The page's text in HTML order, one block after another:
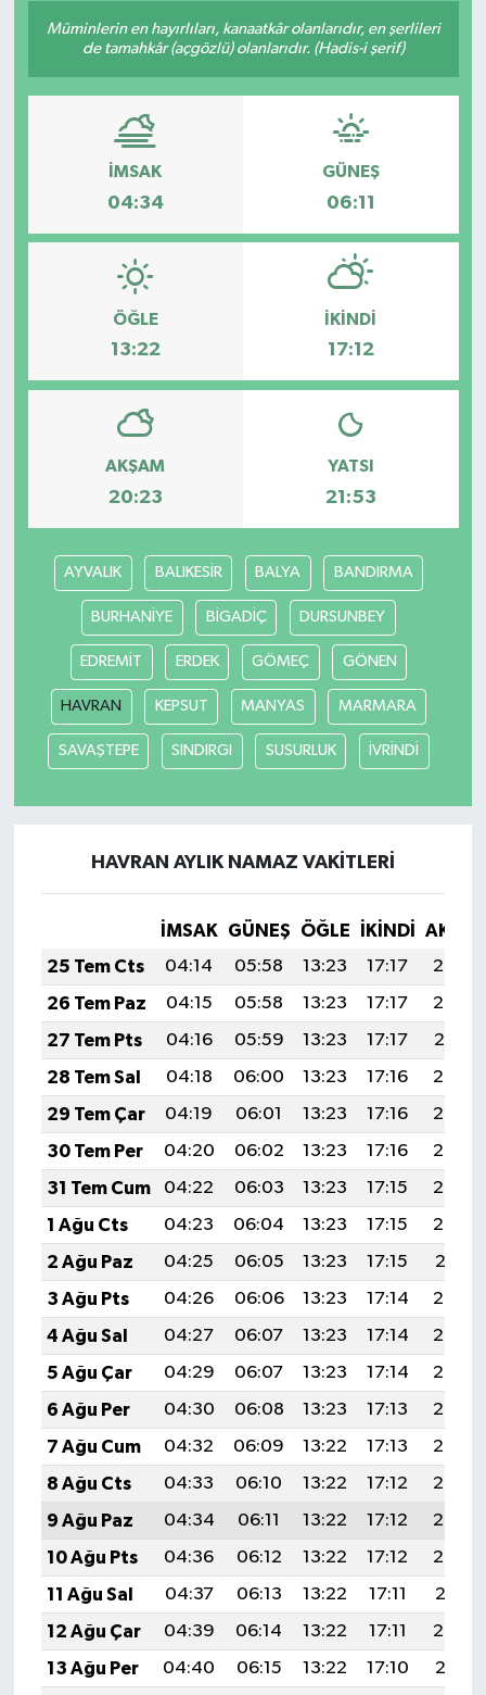
Müminlerin en hayırlıları, kanaatkâr olanlarıdır, en şerlileri
de tamahkâr (açgözlü) olanlarıdır. (Hadis-i şerif)
İMSAK
04:34
GÜNEŞ
06:11
ÖĞLE
13:22
İKINDI
17:12
AKŞAM
20:23
YATSI
21:53
AYVALIK BALIKESİR BALYA BANDIRMA
BURHANİYE BİGADİÇ DURSUNBEY
EDREMİT ERDEK GÖMEÇ GÖNEN
HAVRAN KEPSUT MANYAS MARMARA
SAVAŞTEPE SINDIRGI SUSURLUK İVRİNDİ
HAVRAN AYLIK NAMAZ VAKITLERI
İMSAK GÜNEŞ ÖĞLE İKINDI
25 Tem Cts
04:14 05:58 13:23 17:17
20:39
26 Tem Paz
04:15 05:58 13:23 17:17
20:38
27 Tem Pts
04:16 05:59 13:23 17:17
20:37
28 Tem Sal
04:18 06:00 13:23 17:16
20:36
29 Tem Çar
04:19 06:01 13:23 17:16
20:35
30 Tem Per
04:20 06:02 13:23 17:16
20:34
31 Tem Cum
04:22 06:03 13:23 17:15
20:33
1 Ağu Cts
04:23 06:04 13:23 17:15
20:32
2 Ağu Paz
04:25 06:05 13:23 17:15
20:31
3 Ağu Pts
04:26 06:06 13:23 17:14
20:30
4 Ağu Sal
04:27 06:07 13:23 17:14
20:29
5 Ağu Çar
04:29 06:07 13:23 17:14
20:28
6 Ağu Per
04:30 06:08 13:23 17:13
20:27
7 Ağu Cum
04:32 06:09 13:22 17:13
20:26
8 Ağu Cts
04:33 06:10 13:22 17:12
20:25
9 Ağu Paz
04:34 06:11 13:22 17:12
20:23
10 Ağu Pts
04:36 06:12 13:22 17:12
20:22
11 Ağu Sal
04:37 06:13 13:22 17:11
20:21
12 Ağu Çar
04:39 06:14 13:22 17:11
20:20
13 Ağu Per
04:40 06:15 13:22 17:10
20:18
Son Dakika
Teknoloji